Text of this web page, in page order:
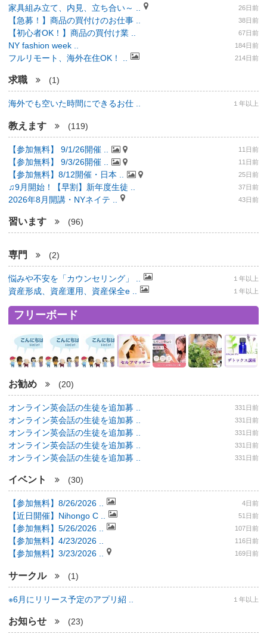
家具組み立て、内見、立ち合い～ .. 26日前
【急募！】商品の買付けのお仕事 .. 38日前
【初心者OK！】商品の買付け業 .. 67日前
NY fashion week .. 184日前
フルリモート、海外在住OK！ .. 214日前
求職 (1)
海外でも空いた時間にできるお仕 .. １年以上
教えます (119)
【参加無料】 9/1/26開催 .. 11日前
【参加無料】 9/3/26開催 .. 11日前
【参加無料】8/12開催・日本 .. 25日前
♫9月開始！【早割】新年度生徒 .. 37日前
2026年8月開講・NYネイテ .. 43日前
習います (96)
専門 (2)
悩みや不安を「カウンセリング」 .. １年以上
資産形成、資産運用、資産保全e .. １年以上
フリーボード
お勧め (20)
オンライン英会話の生徒を追加募 .. 331日前
オンライン英会話の生徒を追加募 .. 331日前
オンライン英会話の生徒を追加募 .. 331日前
オンライン英会話の生徒を追加募 .. 331日前
オンライン英会話の生徒を追加募 .. 331日前
イベント (30)
【参加無料】8/26/2026 .. 4日前
【近日開催】Nihongo C .. 51日前
【参加無料】5/26/2026 .. 107日前
【参加無料】4/23/2026 .. 116日前
【参加無料】3/23/2026 .. 169日前
サークル (1)
※6月にリリース予定のアプリ紹 .. １年以上
お知らせ (23)